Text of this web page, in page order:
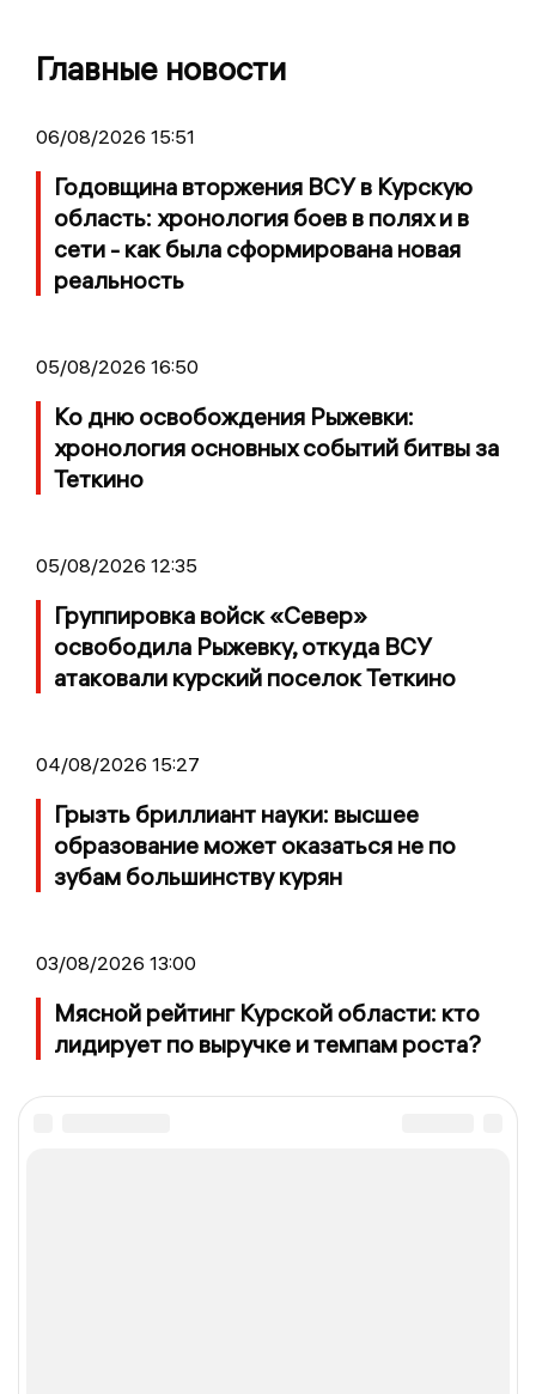
Главные новости
06/08/2026 15:51
Годовщина вторжения ВСУ в Курскую
область: хронология боев в полях и в
сети - как была сформирована новая
реальность
05/08/2026 16:50
Ко дню освобождения Рыжевки:
хронология основных событий битвы за
Теткино
05/08/2026 12:35
Группировка войск «Север»
освободила Рыжевку, откуда ВСУ
атаковали курский поселок Теткино
04/08/2026 15:27
Грызть бриллиант науки: высшее
образование может оказаться не по
зубам большинству курян
03/08/2026 13:00
Мясной рейтинг Курской области: кто
лидирует по выручке и темпам роста?